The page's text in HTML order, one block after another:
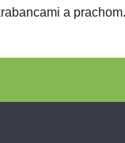
a prachom.